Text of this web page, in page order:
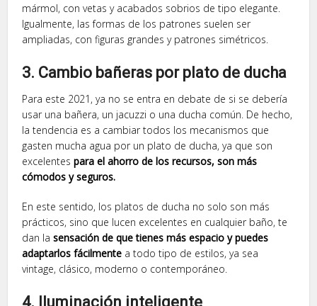
mármol, con vetas y acabados sobrios de tipo elegante.
Igualmente, las formas de los patrones suelen ser
ampliadas, con figuras grandes y patrones simétricos.
3. Cambio bañeras por plato de ducha
Para este 2021, ya no se entra en debate de si se debería
usar una bañera, un jacuzzi o una ducha común. De hecho,
la tendencia es a cambiar todos los mecanismos que
gasten mucha agua por un plato de ducha, ya que son
excelentespara el ahorro de los recursos, son más
cómodos y seguros.
En este sentido, los platos de ducha no solo son más
prácticos, sino que lucen excelentes en cualquier baño, te
dan lasensación de que tienes más espacio y puedes
adaptarlos fácilmente a todo tipo de estilos, ya sea
vintage, clásico, moderno o contemporáneo.
4. Iluminación inteligente